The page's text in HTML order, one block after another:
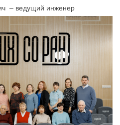
– ведущий инженер